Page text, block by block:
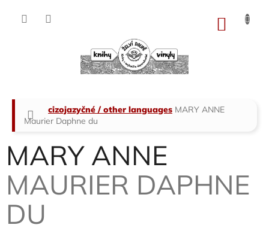
Domů
cizojazyčné / other languages MARY ANNE
Maurier Daphne du
MARY ANNE
MAURIER DAPHNE
DU